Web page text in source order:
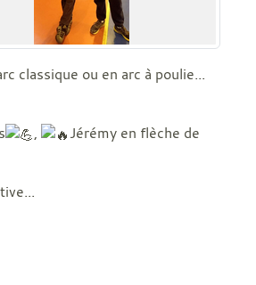
classique ou en arc à poulie...
,
Jérémy en flèche de